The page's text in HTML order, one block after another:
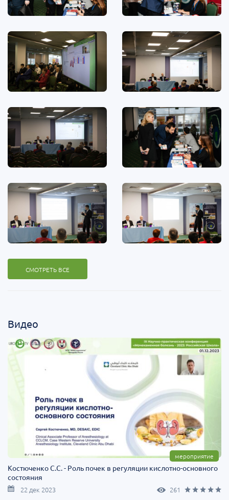
СМОТРЕТЬ ВСЕ
Видео
мероприятие
Костюченко С.С. - Роль почек в регуляции кислотно-основного
состояния
22 дек 2023 261